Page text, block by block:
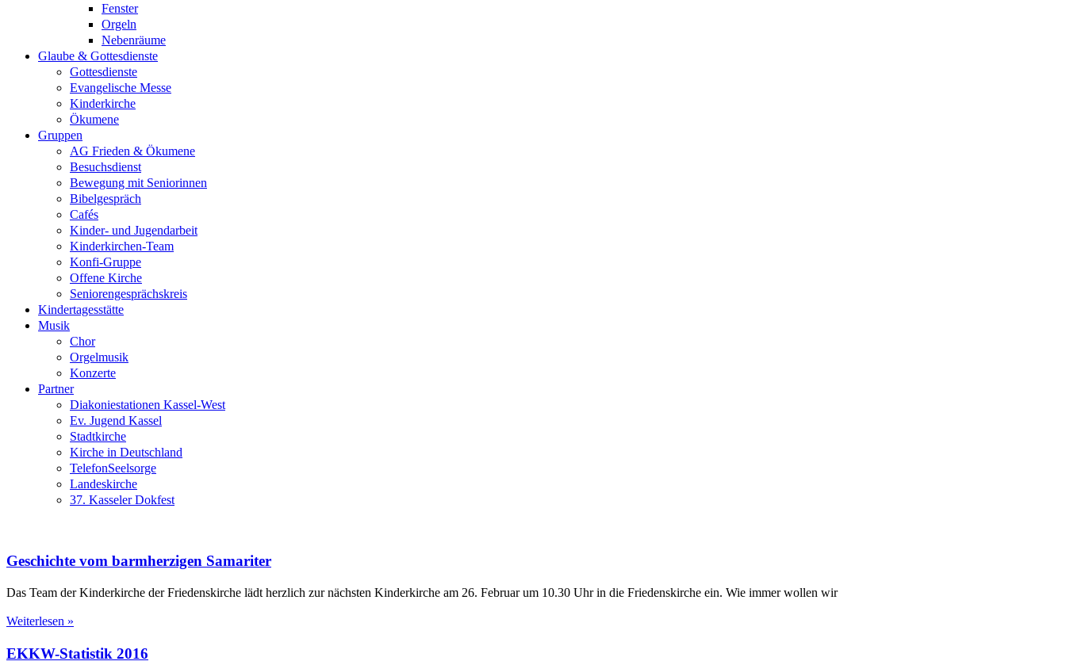
Fenster
Orgeln
Nebenräume
Glaube & Gottesdienste
Gottesdienste
Evangelische Messe
Kinderkirche
Ökumene
Gruppen
AG Frieden & Ökumene
Besuchsdienst
Bewegung mit Seniorinnen
Bibelgespräch
Cafés
Kinder- und Jugendarbeit
Kinderkirchen-Team
Konfi-Gruppe
Offene Kirche
Seniorengesprächskreis
Kindertagesstätte
Musik
Chor
Orgelmusik
Konzerte
Partner
Diakoniestationen Kassel-West
Ev. Jugend Kassel
Stadtkirche
Kirche in Deutschland
TelefonSeelsorge
Landeskirche
37. Kasseler Dokfest
Geschichte vom barmherzigen Samariter
Das Team der Kinderkirche der Friedenskirche lädt herzlich zur nächsten Kinderkirche am 26. Februar um 10.30 Uhr in die Friedenskirche ein. Wie immer wollen wir
Weiterlesen »
EKKW-Statistik 2016